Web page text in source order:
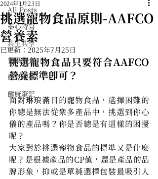
All Posts
蓁心特寫
共生共學
餐桌共食
癒見毛孩
健康筆記
挑選寵物食品原則-AAFCO
營養素
2024年1月23日
已更新： 2025年7月25日
挑選寵物食品只要符合AAFCO
營養標準即可？
面對琳琅滿目的寵物食品，選擇困難的
你總是無法從眾多產品中，挑選到你心
儀的產品嗎？你是否總是有這樣的困擾
呢？
大家對於挑選寵物食品的標準又是什麼
呢？是根據產品的CP值，還是產品的品
牌形象，抑或是單純選擇包裝最吸引人